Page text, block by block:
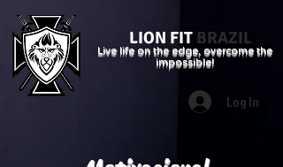
LION FIT BRAZIL
Live life on the edge, overcome the
impossible!
Log In